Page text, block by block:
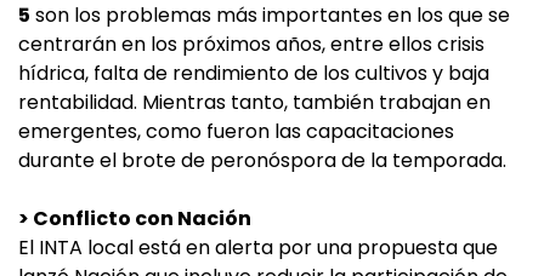
5 son los problemas más importantes en los que se
centrarán en los próximos años, entre ellos crisis
hídrica, falta de rendimiento de los cultivos y baja
rentabilidad. Mientras tanto, también trabajan en
emergentes, como fueron las capacitaciones
durante el brote de peronóspora de la temporada.
> Conflicto con Nación
El INTA local está en alerta por una propuesta que